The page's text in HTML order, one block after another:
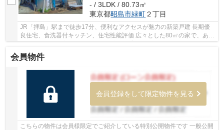
- / 3LDK / 80.73㎡
東京都昭島市緑町２丁目
JR「拝島」駅まで徒歩17分、便利なアクセスが魅力の新築戸建 長期優
良住宅、食洗器付キッチン、住宅性能評価 広々とした80㎡の家で、あな
会員物件
会員登録をして限定物件を見る
こちらの物件は会員様限定でご紹介している特別公開物件です 一般公開